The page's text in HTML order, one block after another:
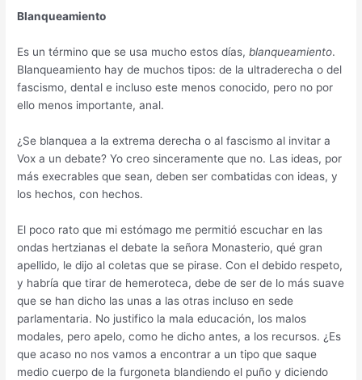
Blanqueamiento
Es un término que se usa mucho estos días,blanqueamiento.
Blanqueamiento hay de muchos tipos: de la ultraderecha o del
fascismo, dental e incluso este menos conocido, pero no por
ello menos importante, anal.
¿Se blanquea a la extrema derecha o al fascismo al invitar a
Vox a un debate? Yo creo sinceramente que no. Las ideas, por
más execrables que sean, deben ser combatidas con ideas, y
los hechos, con hechos.
El poco rato que mi estómago me permitió escuchar en las
ondas hertzianas el debate la señora Monasterio, qué gran
apellido, le dijo al coletas que se pirase. Con el debido respeto,
y habría que tirar de hemeroteca, debe de ser de lo más suave
que se han dicho las unas a las otras incluso en sede
parlamentaria. No justifico la mala educación, los malos
modales, pero apelo, como he dicho antes, a los recursos. ¿Es
que acaso no nos vamos a encontrar a un tipo que saque
medio cuerpo de la furgoneta blandiendo el puño y diciendo